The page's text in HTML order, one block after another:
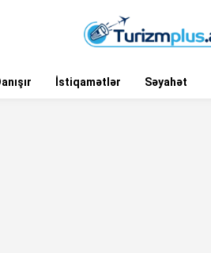
İstiqamətlər Səyahət